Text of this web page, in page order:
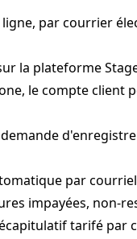
par courrier
la plateforme
le compte client
par
impayées, non-
tarifé